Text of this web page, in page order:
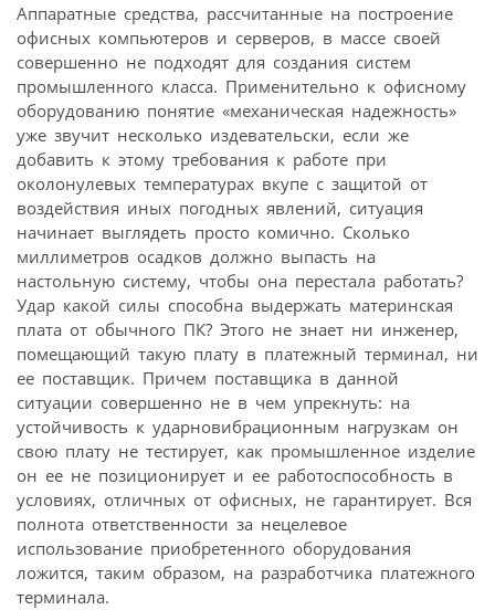
Аппаратные средства, рассчитанные на построение
офисных компьютеров и серверов, в массе своей
совершенно не подходят для создания систем
промышленного класса. Применительно к офисному
оборудованию понятие «механическая надежность»
уже звучит несколько издевательски, если же
добавить к этому требования к работе при
околонулевых температурах вкупе с защитой от
воздействия иных погодных явлений, ситуация
начинает выглядеть просто комично. Сколько
миллиметров осадков должно выпасть на
настольную систему, чтобы она перестала работать?
Удар какой силы способна выдержать материнская
плата от обычного ПК? Этого не знает ни инженер,
помещающий такую плату в платежный терминал, ни
ее поставщик. Причем поставщика в данной
ситуации совершенно не в чем упрекнуть: на
устойчивость к ударновибрационным нагрузкам он
свою плату не тестирует, как промышленное изделие
он ее не позиционирует и ее работоспособность в
условиях, отличных от офисных, не гарантирует. Вся
полнота ответственности за нецелевое
использование приобретенного оборудования
ложится, таким образом, на разработчика платежного
терминала.